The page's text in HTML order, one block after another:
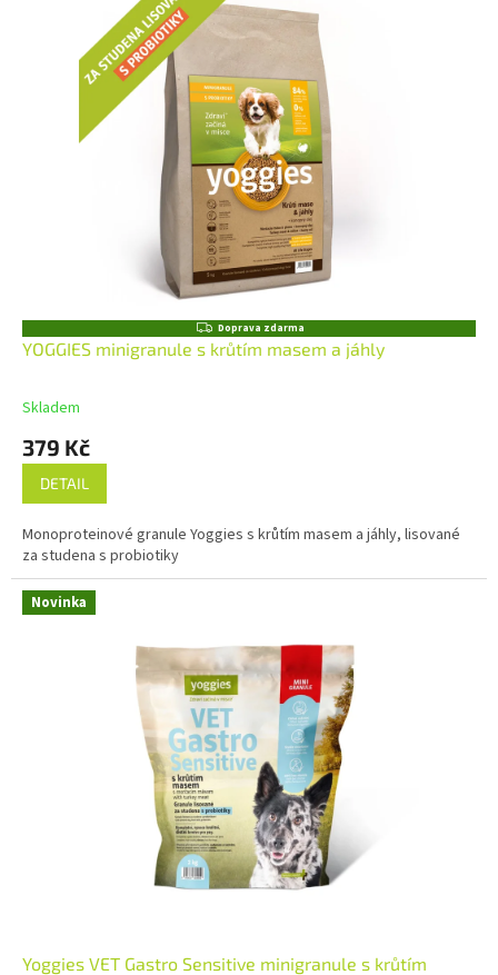
Z
D
A
Doprava zdarma
YOGGIES minigranule s krůtím masem a jáhly
Skladem
379 Kč
DETAIL
Monoproteinové granule Yoggies s krůtím masem a jáhly, lisované
za studena s probiotiky
Novinka
Yoggies VET Gastro Sensitive minigranule s krůtím